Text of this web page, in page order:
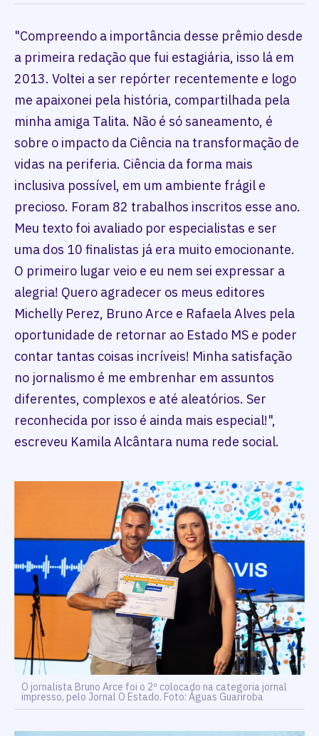
"Compreendo a importância desse prêmio desde
a primeira redação que fui estagiária, isso lá em
2013. Voltei a ser repórter recentemente e logo
me apaixonei pela história, compartilhada pela
minha amiga Talita. Não é só saneamento, é
sobre o impacto da Ciência na transformação de
vidas na periferia. Ciência da forma mais
inclusiva possível, em um ambiente frágil e
precioso. Foram 82 trabalhos inscritos esse ano.
Meu texto foi avaliado por especialistas e ser
uma dos 10 finalistas já era muito emocionante.
O primeiro lugar veio e eu nem sei expressar a
alegria! Quero agradecer os meus editores
Michelly Perez, Bruno Arce e Rafaela Alves pela
oportunidade de retornar ao Estado MS e poder
contar tantas coisas incríveis! Minha satisfação
no jornalismo é me embrenhar em assuntos
diferentes, complexos e até aleatórios. Ser
reconhecida por isso é ainda mais especial!",
escreveu Kamila Alcântara numa rede social.
O jornalista Bruno Arce foi o 2º colocado na categoria jornal
impresso, pelo Jornal O Estado. Foto: Águas Guariroba